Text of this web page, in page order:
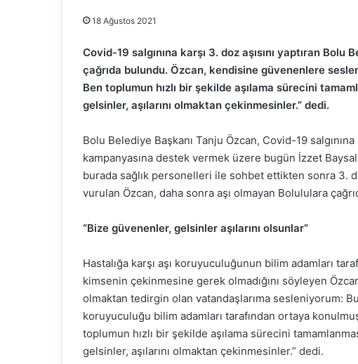
18 Ağustos 2021
Covid-19 salgınına karşı 3. doz aşısını yaptıran
çağrıda bulundu. Özcan, kendisine güvenenlere
Ben toplumun hızlı bir şekilde aşılama sürecini
gelsinler, aşılarını olmaktan çekinmesinler.” dedi.
Bolu Belediye Başkanı Tanju Özcan, Covid-19 salgınına
kampanyasına destek vermek üzere bugün İzzet
burada sağlık personelleri ile sohbet ettikten sonra 3.
vurulan Özcan, daha sonra aşı olmayan Bolululara
“Bize güvenenler, gelsinler aşılarını olsunlar”
Hastalığa karşı aşı koruyuculuğunun bilim adamları
kimsenin çekinmesine gerek olmadığını söyleyen
olmaktan tedirgin olan vatandaşlarıma sesleniyorum:
koruyuculuğu bilim adamları tarafından ortaya
toplumun hızlı bir şekilde aşılama sürecini
gelsinler, aşılarını olmaktan çekinmesinler.” dedi.